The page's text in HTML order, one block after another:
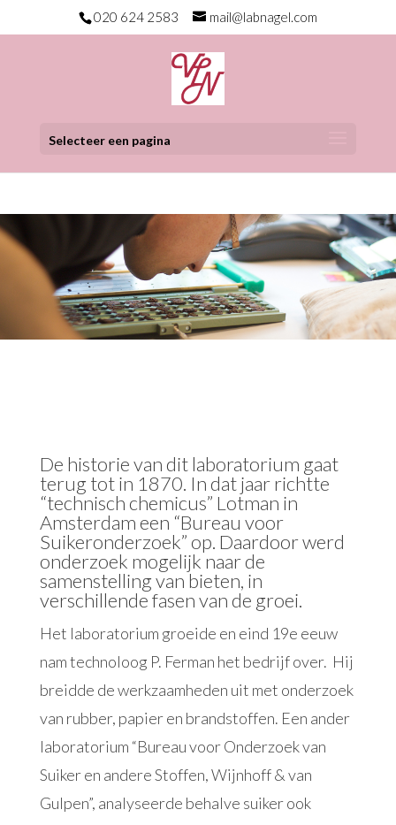
020 624 2583 mail@labnagel.com
Selecteer een pagina
De historie van dit laboratorium gaat
terug tot in 1870. In dat jaar richtte
“technisch chemicus” Lotman in
Amsterdam een “Bureau voor
Suikeronderzoek” op. Daardoor werd
onderzoek mogelijk naar de
samenstelling van bieten, in
verschillende fasen van de groei.
Het laboratorium groeide en eind 19e eeuw
nam technoloog P. Ferman het bedrijf over. Hij
breidde de werkzaamheden uit met onderzoek
van rubber, papier en brandstoffen. Een ander
laboratorium “Bureau voor Onderzoek van
Suiker en andere Stoffen, Wijnhoff & van
Gulpen”, analyseerde behalve suiker ook